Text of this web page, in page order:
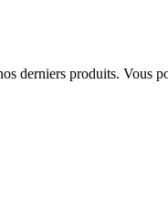
derniers produits.